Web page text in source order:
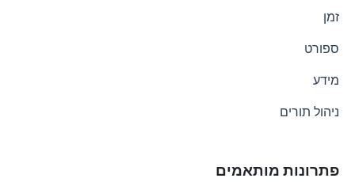
זמן
ספורט
מידע
ניהול תורים
פתרונות מותאמים